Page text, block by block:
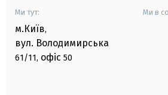
Ми тут:
м.Київ,
вул. Володимирська
61/11, офіс 50
Ми в